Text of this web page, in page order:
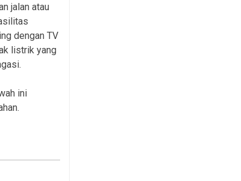
jalan atau
dengan TV
listrik yang
ini